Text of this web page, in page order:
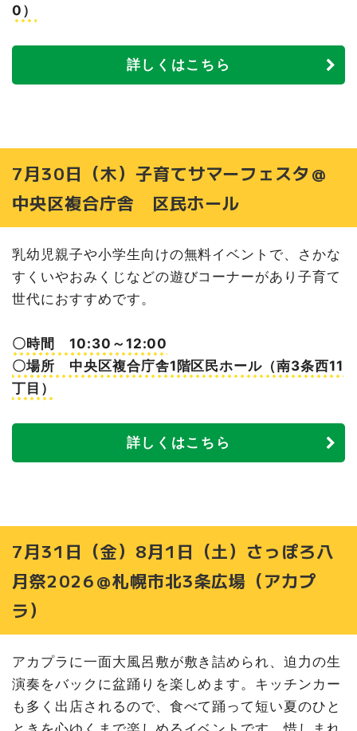
0）
詳しくはこちら
7月30日（木）子育てサマーフェスタ＠
中央区複合庁舎 区民ホール
乳幼児親子や小学生向けの無料イベントで、さかな
すくいやおみくじなどの遊びコーナーがあり子育て
世代におすすめです。
〇時間 10:30～12:00
〇場所 中央区複合庁舎1階区民ホール（南3条西11
丁目）
詳しくはこちら
7月31日（金）8月1日（土）さっぽろ八
月祭2026＠札幌市北3条広場（アカプ
ラ）
アカプラに一面大風呂敷が敷き詰められ、迫力の生
演奏をバックに盆踊りを楽しめます。キッチンカー
も多く出店されるので、食べて踊って短い夏のひと